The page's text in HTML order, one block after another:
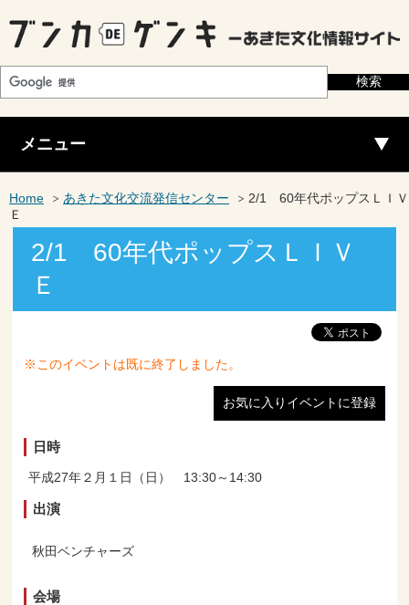
メニュー
Home あきた文化交流発信センター
2/1 60年代ポップスＬＩＶ
Ｅ
2/1 60年代ポップスＬＩＶ
Ｅ
※このイベントは既に終了しました。
お気に入りイベントに登録
日時
平成27年２月１日（日） 13:30～14:30
出演
秋田ベンチャーズ
会場